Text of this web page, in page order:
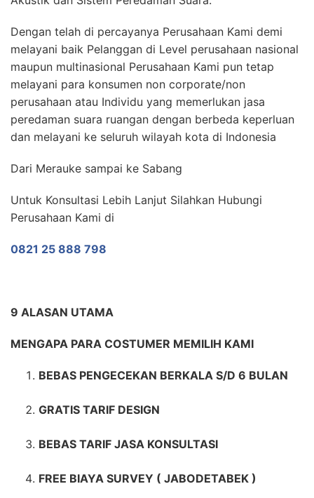
Dengan telah di percayanya Perusahaan Kami demi
melayani baik Pelanggan di Level perusahaan nasional
maupun multinasional Perusahaan Kami pun tetap
melayani para konsumen non corporate/non
perusahaan atau Individu yang memerlukan jasa
peredaman suara ruangan dengan berbeda keperluan
dan melayani ke seluruh wilayah kota di Indonesia
Dari Merauke sampai ke Sabang
Untuk Konsultasi Lebih Lanjut Silahkan Hubungi
Perusahaan Kami di
0821 25 888 798
9 ALASAN UTAMA
MENGAPA PARA COSTUMER MEMILIH KAMI
BEBAS PENGECEKAN BERKALA S/D 6 BULAN
GRATIS TARIF DESIGN
BEBAS TARIF JASA KONSULTASI
FREE BIAYA SURVEY ( JABODETABEK )